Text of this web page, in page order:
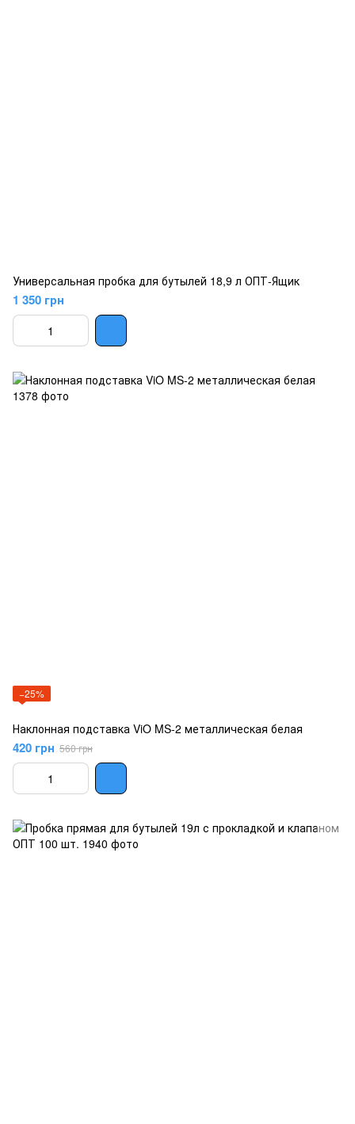
Универсальная пробка для бутылей 18,9 л ОПТ-Ящик
1 350 грн
−25%
Наклонная подставка ViO MS-2 металлическая белая
420 грн 560 грн